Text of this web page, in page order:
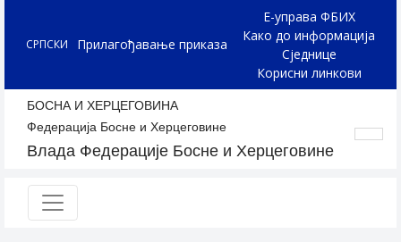
СРПСКИ Прилагођавање приказа
Е-управа ФБИХ
Како до информација
Сједнице
Корисни линкови
БОСНА И ХЕРЦЕГОВИНА
Федерација Босне и Херцеговине
Влада Федерације Босне и Херцеговине